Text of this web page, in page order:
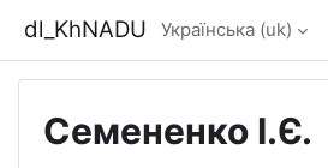
dl_KhNADU Українська ‎(uk)‎
Семененко І.Є.